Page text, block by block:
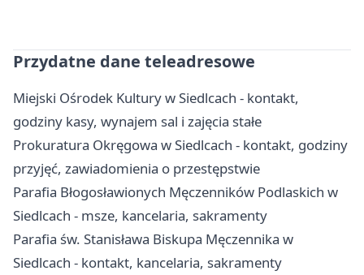
Przydatne dane teleadresowe
Miejski Ośrodek Kultury w Siedlcach - kontakt,
godziny kasy, wynajem sal i zajęcia stałe
Prokuratura Okręgowa w Siedlcach - kontakt, godziny
przyjęć, zawiadomienia o przestępstwie
Parafia Błogosławionych Męczenników Podlaskich w
Siedlcach - msze, kancelaria, sakramenty
Parafia św. Stanisława Biskupa Męczennika w
Siedlcach - kontakt, kancelaria, sakramenty